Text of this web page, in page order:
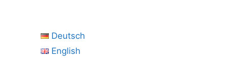
Deutsch
English